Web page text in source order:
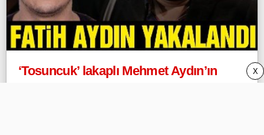
‘Tosuncuk’ lakaplı Mehmet Aydın’ın
X